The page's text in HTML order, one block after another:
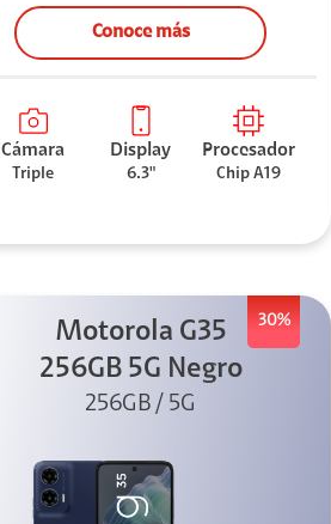
Conoce más
Cámara
Triple
Display
6.3"
Procesador
Chip A19
30%
Motorola G35
256GB 5G Negro
256GB / 5G